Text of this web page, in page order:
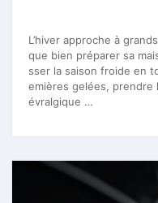
L’hiver approche à
que bien préparer sa
sser la saison froide en
emières gelées,
évralgique …